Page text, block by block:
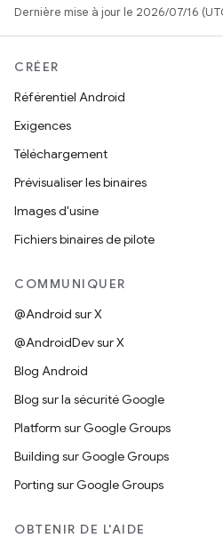
Dernière mise à jour le 2026/07/16
CRÉER
Référentiel Android
Exigences
Téléchargement
Prévisualiser les binaires
Images d'usine
Fichiers binaires de pilote
COMMUNIQUER
@Android sur X
@AndroidDev sur X
Blog Android
Blog sur la sécurité Google
Platform sur Google Groups
Building sur Google Groups
Porting sur Google Groups
OBTENIR DE L'AIDE